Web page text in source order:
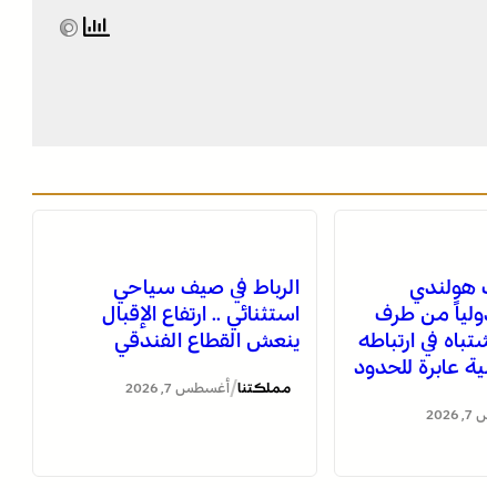
هولندي
من طرف
في ارتباطه
عابرة للحدود
الرباط في صيف سياحي
استثنائي .. ارتفاع الإقبال
ينعش القطاع الفندقي
مملكتنا/ أغسطس 7, 2026